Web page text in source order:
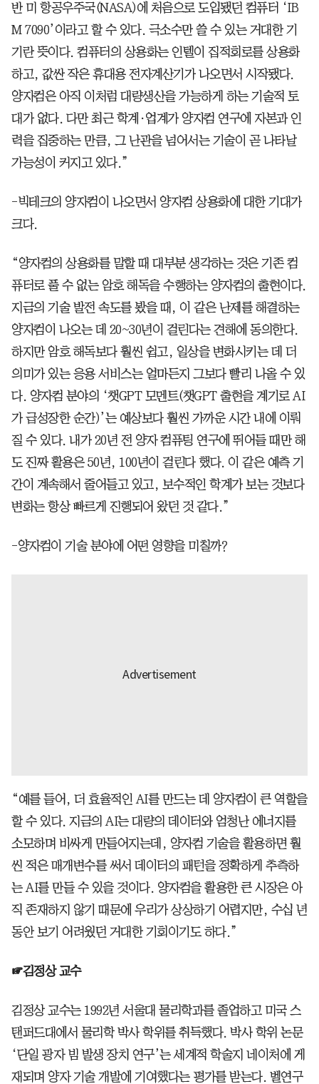
반 미 항공우주국(NASA)에 처음으로 도입됐던 컴퓨터 ‘IB
M 7090’이라고 할 수 있다. 극소수만 쓸 수 있는 거대한 기
기란 뜻이다. 컴퓨터의 상용화는 인텔이 집적회로를 상용화
하고, 값싼 작은 휴대용 전자계산기가 나오면서 시작됐다.
양자컴은 아직 이처럼 대량생산을 가능하게 하는 기술적 토
대가 없다. 다만 최근 학계·업계가 양자컴 연구에 자본과 인
력을 집중하는 만큼, 그 난관을 넘어서는 기술이 곧 나타날
가능성이 커지고 있다.”
-빅테크의 양자컴이 나오면서 양자컴 상용화에 대한 기대가
크다.
“양자컴의 상용화를 말할 때 대부분 생각하는 것은 기존 컴
퓨터로 풀 수 없는 암호 해독을 수행하는 양자컴의 출현이다.
지금의 기술 발전 속도를 봤을 때, 이 같은 난제를 해결하는
양자컴이 나오는 데 20~30년이 걸린다는 견해에 동의한다.
하지만 암호 해독보다 훨씬 쉽고, 일상을 변화시키는 데 더
의미가 있는 응용 서비스는 얼마든지 그보다 빨리 나올 수 있
다. 양자컴 분야의 ‘챗GPT 모멘트(챗GPT 출현을 계기로 AI
가 급성장한 순간)’는 예상보다 훨씬 가까운 시간 내에 이뤄
질 수 있다. 내가 20년 전 양자 컴퓨팅 연구에 뛰어들 때만 해
도 진짜 활용은 50년, 100년이 걸린다 했다. 이 같은 예측 기
간이 계속해서 줄어들고 있고, 보수적인 학계가 보는 것보다
변화는 항상 빠르게 진행되어 왔던 것 같다.”
-양자컴이 기술 분야에 어떤 영향을 미칠까?
“예를 들어, 더 효율적인 AI를 만드는 데 양자컴이 큰 역할을
할 수 있다. 지금의 AI는 대량의 데이터와 엄청난 에너지를
소모하며 비싸게 만들어지는데, 양자컴 기술을 활용하면 훨
씬 적은 매개변수를 써서 데이터의 패턴을 정확하게 추측하
는 AI를 만들 수 있을 것이다. 양자컴을 활용한 큰 시장은 아
직 존재하지 않기 때문에 우리가 상상하기 어렵지만, 수십 년
동안 보기 어려웠던 거대한 기회이기도 하다.”
☞김정상 교수
김정상 교수는 1992년 서울대 물리학과를 졸업하고 미국 스
탠퍼드대에서 물리학 박사 학위를 취득했다. 박사 학위 논문
‘단일 광자 빔 발생 장치 연구’는 세계적 학술지 네이처에 게
재되며 양자 기술 개발에 기여했다는 평가를 받는다. 벨연구